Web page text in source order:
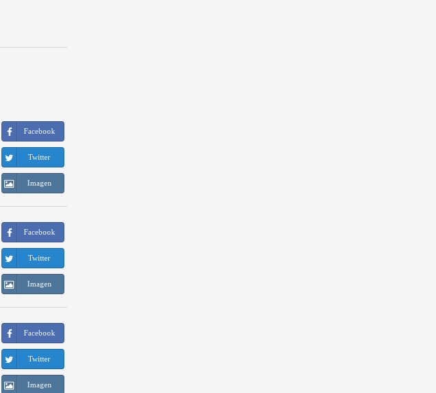
Facebook
Twitter
Imagen
Facebook
Twitter
Imagen
Facebook
Twitter
Imagen